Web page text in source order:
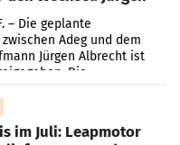
1.1.2027 auf Adeg
– Die geplante
Adeg und dem
Jürgen Albrecht ist
Die
und der
im Juli: Leapmotor